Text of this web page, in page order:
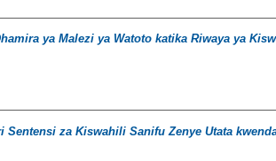
ya Malezi ya Watoto katika Riwaya ya
Sentensi za Kiswahili Sanifu Zenye Utata